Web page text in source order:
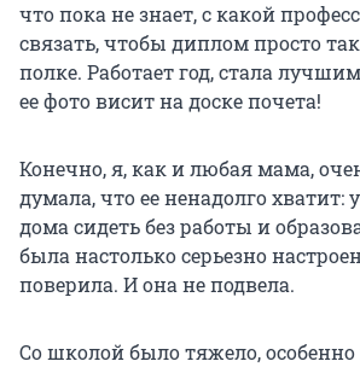
что пока не знает, с какой
связать, чтобы диплом просто
полке. Работает год, стала
ее фото висит на доске почета!
Конечно, я, как и любая мама,
думала, что ее ненадолго хватит:
дома сидеть без работы и
была настолько серьезно
поверила. И она не подвела.
Со школой было тяжело, особенно